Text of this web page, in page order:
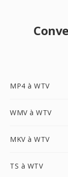
MP4 à WTV
WMV à WTV
MKV à WTV
TS à WTV